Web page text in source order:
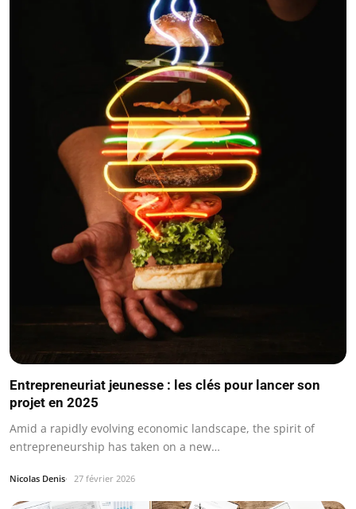
Entrepreneuriat jeunesse : les clés pour lancer son
projet en 2025
Amid a rapidly evolving economic landscape, the spirit of
entrepreneurship has taken on a new…
Nicolas Denis 27 février 2026